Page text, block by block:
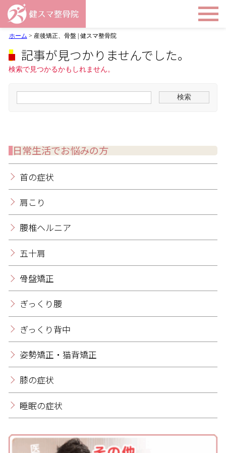
ホーム > 産後矯正、骨盤 | 健スマ整骨院
記事が見つかりませんでした。
検索で見つかるかもしれません。
日常生活でお悩みの方
首の症状
肩こり
腰椎ヘルニア
五十肩
骨盤矯正
ぎっくり腰
ぎっくり背中
姿勢矯正・猫背矯正
膝の症状
睡眠の症状